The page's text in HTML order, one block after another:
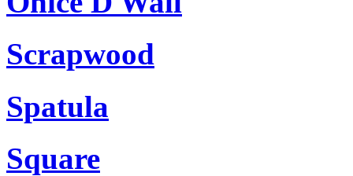
Scrapwood
Spatula
Square